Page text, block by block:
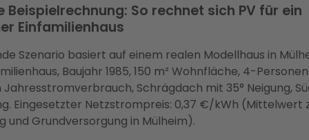
Beispielrechnung: So rechnet sich PV für ein
Einfamilienhaus
Szenario basiert auf einem realen Modellhaus in
Baujahr 1985, 150 m² Wohnfläche, 4-
Jahresstromverbrauch, Schrägdach mit 35° Neigung,
Eingesetzter Netzstrompreis: 0,37 €/kWh (Mittelwert
und Grundversorgung in Mülheim).